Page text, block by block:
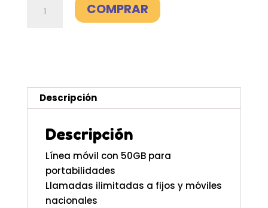
móvil
COMPRAR
Descripción
Descripción
Línea móvil con 50GB para
portabilidades
Llamadas ilimitadas a fijos y móviles
nacionales